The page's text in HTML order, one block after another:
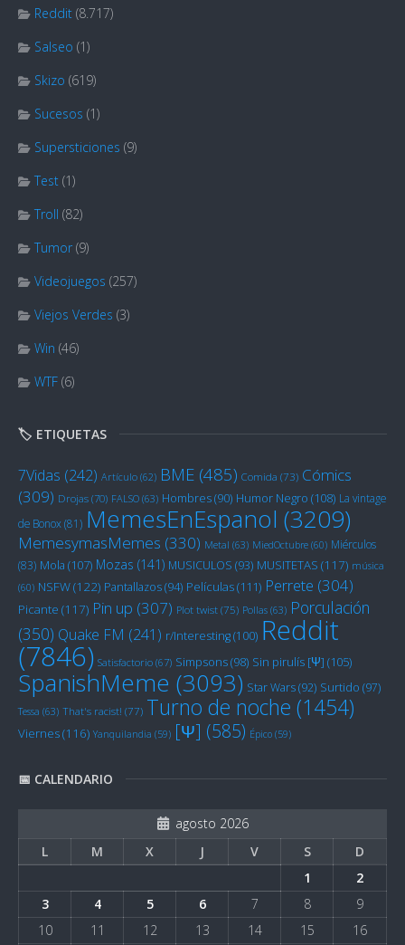
Reddit (8.717)
Salseo (1)
Skizo (619)
Sucesos (1)
Supersticiones (9)
Test (1)
Troll (82)
Tumor (9)
Videojuegos (257)
Viejos Verdes (3)
Win (46)
WTF (6)
🏷️ ETIQUETAS
7Vidas (242) Artículo (62) BME (485) Comida (73) Cómics
(309) Drojas (70) FALSO (63) Hombres(90) Humor Negro (108) La vintage
de Bonox(81) MemesEnEspanol (3209)
MemesymasMemes (330) Metal (63) MiedOctubre (60) Miérculos
(83) Mola (107) Mozas (141) MUSICULOS (93) MUSITETAS (117) música
(60) NSFW(122) Pantallazos(94) Películas(111) Perrete (304)
Picante (117) Pin up (307) Plot twist (75) Pollas (63) Porculación
(350) Quake FM (241) r/Interesting(100) Reddit
(7846) Satisfactorio (67) Simpsons(98) Sin pirulís [Ψ] (105)
SpanishMeme (3093) Star Wars(92) Surtido (97)
Tessa (63) That's racist! (77) Turno de noche (1454)
Viernes(116) Yanquilandia (59) [Ψ] (585) Épico (59)
📅 CALENDARIO
agosto 2026
L
M X J V S
D
1
2
3
4 5 6 7 8
9
10
11 12 13 14 15 16